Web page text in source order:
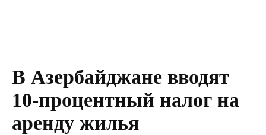
В Азербайджане вводят
10-процентный налог на
аренду жилья